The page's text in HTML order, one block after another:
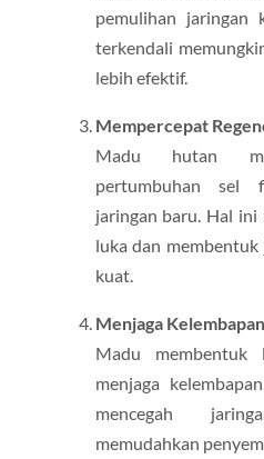
pemulihan jaringan
terkendali
lebih efektif.
Mempercepat
Madu hutan
pertumbuhan sel
jaringan baru. Hal ini
luka dan
kuat.
Menjaga
Madu membentuk
menjaga
mencegah
memudahkan